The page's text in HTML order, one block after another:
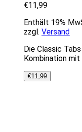
€11,99
Enthält 19%
zzgl. Versand
Die Classic
Kombination mit
€11,99